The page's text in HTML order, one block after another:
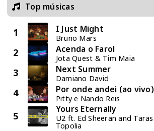
Top músicas
1 I Just Might
Bruno Mars
2 Acenda o Farol
Jota Quest & Tim Maia
3 Next Summer
Damiano David
4 Por onde andei (ao vivo)
Pitty e Nando Reis
5
Yours Eternally
U2 ft. Ed Sheeran and Taras
Topolia